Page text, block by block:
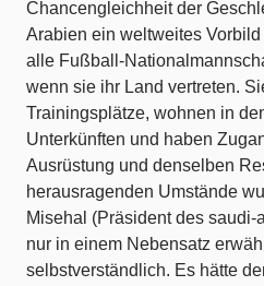
Chancengleichheit der
Arabien ein weltweites
alle Fußball-
wenn sie ihr Land vertreten.
Trainingsplätze, wohnen in
Unterkünften und haben
Ausrüstung und denselben
herausragenden Umstände
Misehal (Präsident des
nur in einem Nebensatz
selbstverständlich. Es hätte